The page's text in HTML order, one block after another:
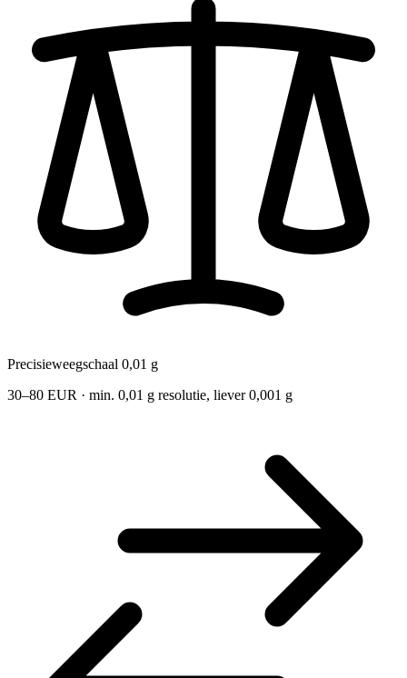
Precisieweegschaal 0,01 g
30–80 EUR · min. 0,01 g resolutie, liever 0,001 g